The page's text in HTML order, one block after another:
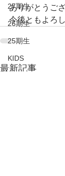
27期生
26期生
25期生
KIDS
ありがとうご
今後ともよろ
最新記事